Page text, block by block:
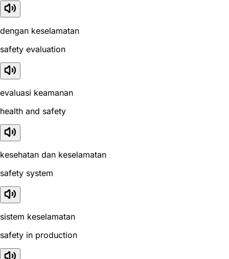
dengan keselamatan
safety evaluation
evaluasi keamanan
health and safety
kesehatan dan keselamatan
safety system
sistem keselamatan
safety in production